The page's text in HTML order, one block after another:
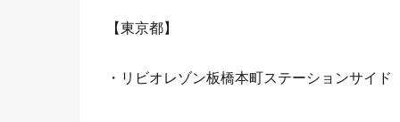
【東京都】
・リビオレゾン板橋本町ステーションサイド